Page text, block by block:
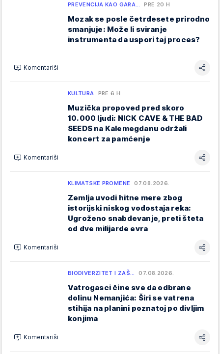
PREVENCIJA KAO GARA… PRE 20 H
Mozak se posle četrdesete prirodno
smanjuje: Može li sviranje
instrumenta da uspori taj proces?
Komentariši
KULTURA PRE 6 H
Muzička propoved pred skoro
10.000 ljudi: NICK CAVE & THE BAD
SEEDS na Kalemegdanu održali
koncert za pamćenje
Komentariši
KLIMATSKE PROMENE 07.08.2026.
Zemlja uvodi hitne mere zbog
istorijski niskog vodostaja reka:
Ugroženo snabdevanje, preti šteta
od dve milijarde evra
Komentariši
BIODIVERZITET I ZAŠ… 07.08.2026.
Vatrogasci čine sve da odbrane
dolinu Nemanjića: Širi se vatrena
stihija na planini poznatoj po divljim
konjima
Komentariši